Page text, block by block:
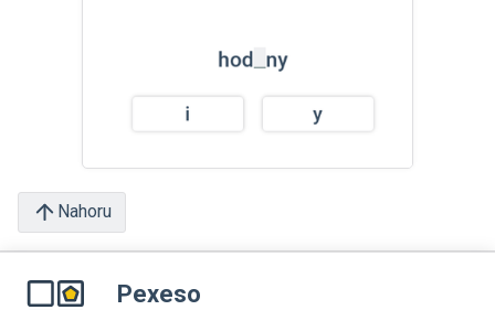
Nahoru
Pexeso